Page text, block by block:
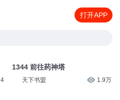
打开APP
1344 前往药神塔
天下书盟 1.9万